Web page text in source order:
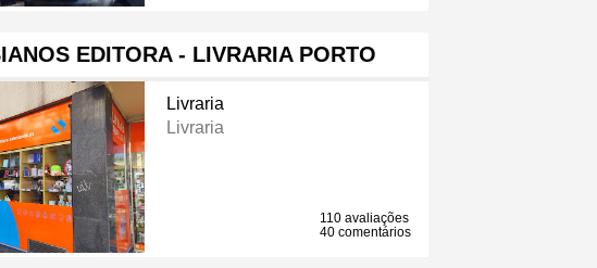
EDITORA - LIVRARIA PORTO
Livraria
Livraria
110 avaliações
40 comentários